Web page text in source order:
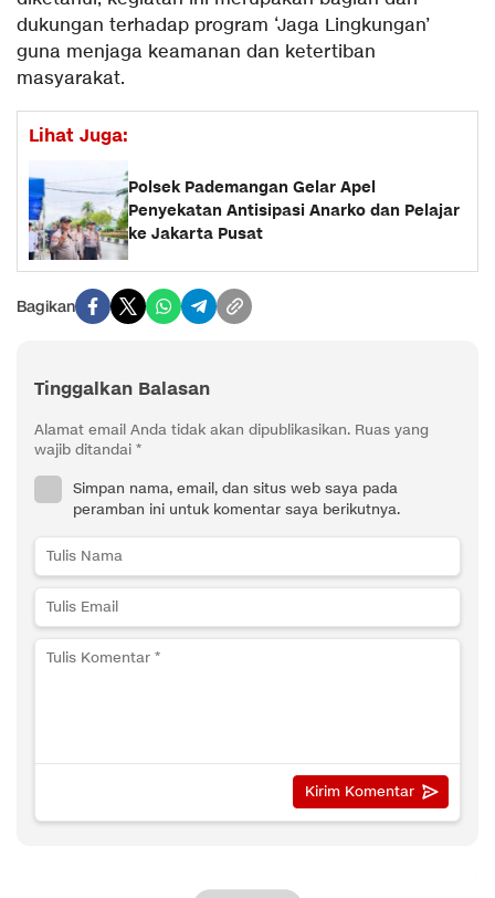
dukungan terhadap program ‘Jaga Lingkungan’
guna menjaga keamanan dan ketertiban
masyarakat.
Lihat Juga:
Polsek Pademangan Gelar Apel
Penyekatan Antisipasi Anarko dan Pelajar
ke Jakarta Pusat
Bagikan
Tinggalkan Balasan
Alamat email Anda tidak akan dipublikasikan. Ruas yang
wajib ditandai *
Simpan nama, email, dan situs web saya pada
peramban ini untuk komentar saya berikutnya.